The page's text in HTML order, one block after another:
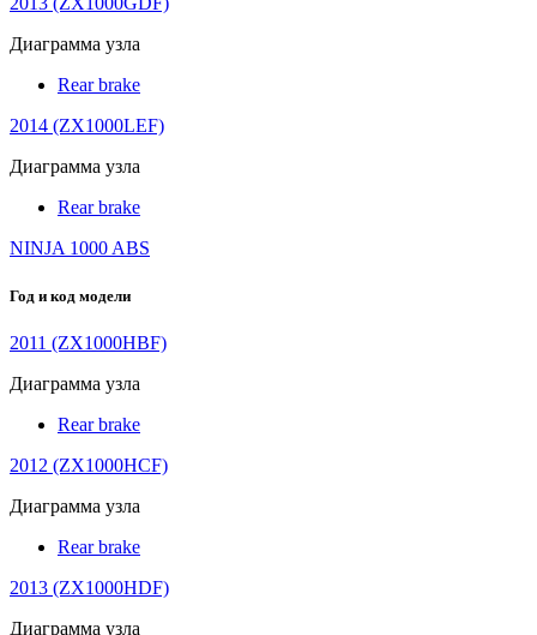
Диаграмма узла
Rear brake
2014 (ZX1000LEF)
Диаграмма узла
Rear brake
NINJA 1000 ABS
Год и код модели
2011 (ZX1000HBF)
Диаграмма узла
Rear brake
2012 (ZX1000HCF)
Диаграмма узла
Rear brake
2013 (ZX1000HDF)
Диаграмма узла